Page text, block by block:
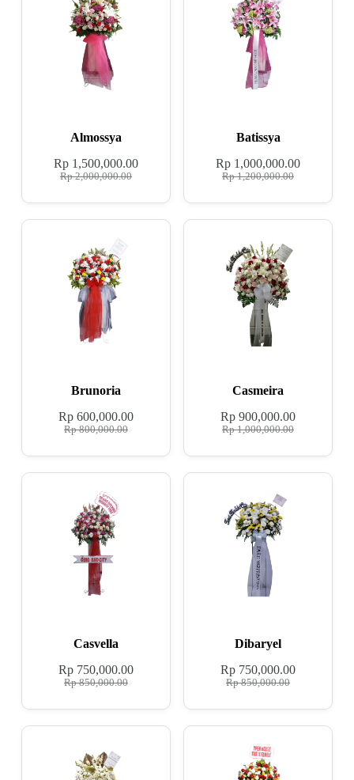
Almossya
Rp2,000,000.00
Rp1,500,000.00
Batissya
Rp1,200,000.00
Rp 1,000,000.00
Brunoria
Rp800,000.00
Rp600,000.00
Casmeira
Rp1,000,000.00
Rp 900,000.00
Casvella
Rp850,000.00
Rp750,000.00
Dibaryel
Rp850,000.00
Rp 750,000.00